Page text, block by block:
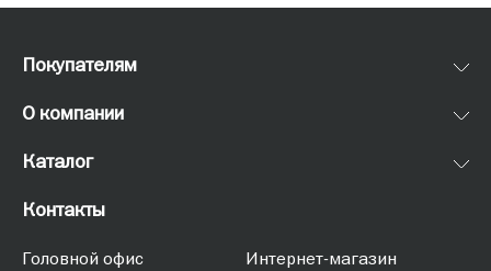
Покупателям
О компании
Каталог
Контакты
Головной офис
Интернет-магазин